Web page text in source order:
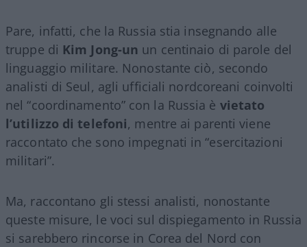
Pare, infatti, che la Russia stia insegnando alle
truppe di Kim Jong-un un centinaio di parole del
linguaggio militare. Nonostante ciò, secondo
analisti di Seul, agli ufficiali nordcoreani coinvolti
nel “coordinamento” con la Russia è vietato
l’utilizzo di telefoni, mentre ai parenti viene
raccontato che sono impegnati in “esercitazioni
militari”.
Ma, raccontano gli stessi analisti, nonostante
queste misure, le voci sul dispiegamento in Russia
si sarebbero rincorse in Corea del Nord con